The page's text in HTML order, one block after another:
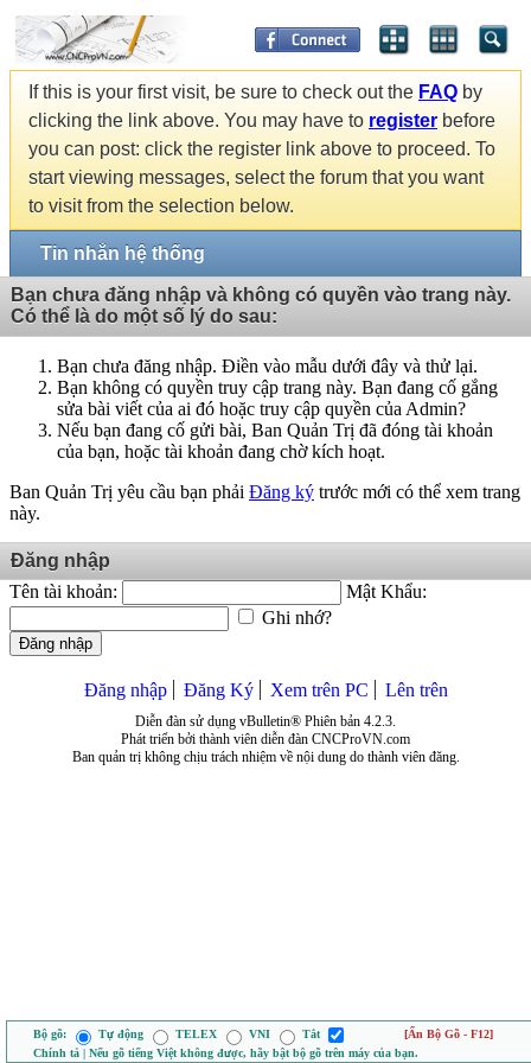
If this is your first visit, be sure to check out the FAQ by
clicking the link above. You may have to register before
you can post: click the register link above to proceed. To
start viewing messages, select the forum that you want
to visit from the selection below.
Tin nhắn hệ thống
Bạn chưa đăng nhập và không có quyền vào trang này.
Có thể là do một số lý do sau:
Bạn chưa đăng nhập. Điền vào mẫu dưới đây và thử lại.
Bạn không có quyền truy cập trang này. Bạn đang cố gắng
sửa bài viết của ai đó hoặc truy cập quyền của Admin?
Nếu bạn đang cố gửi bài, Ban Quản Trị đã đóng tài khoản
của bạn, hoặc tài khoản đang chờ kích hoạt.
Ban Quản Trị yêu cầu bạn phải Đăng ký trước mới có thể xem trang
này.
Đăng nhập
Tên tài khoản:
Mật Khẩu:
Ghi nhớ?
Đăng nhập
Đăng nhập Đăng Ký Xem trên PC Lên trên
Diễn đàn sử dụng vBulletin® Phiên bản 4.2.3.
Phát triển bởi thành viên diễn đàn CNCProVN.com
Ban quản trị không chịu trách nhiệm về nội dung do thành viên đăng.
Bộ gõ: Tự động TELEX VNI Tắt
[Ẩn Bộ Gõ - F12]
Chính tả | Nếu gõ tiếng Việt không được, hãy bật bộ gõ trên máy của bạn.